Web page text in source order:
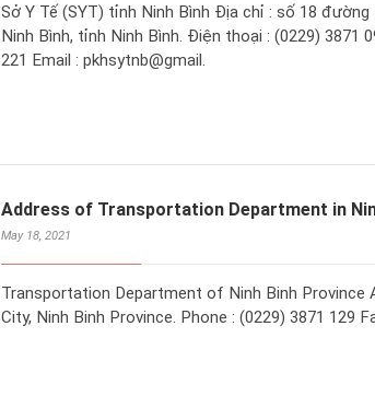
Sở Y Tế (SYT) tỉnh Ninh Bình Địa chỉ : số 18
Ninh Bình, tỉnh Ninh Bình. Điện thoại : (0229) 3871
221 Email : pkhsytnb@gmail.
Address of Transportation Department in
May 18, 2021
Transportation Department of Ninh Binh Province
City, Ninh Binh Province. Phone : (0229) 3871 129